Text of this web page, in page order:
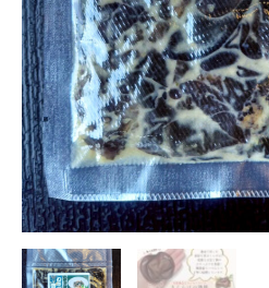
ビ
ー
き
く
ら
げ
の
さ
個